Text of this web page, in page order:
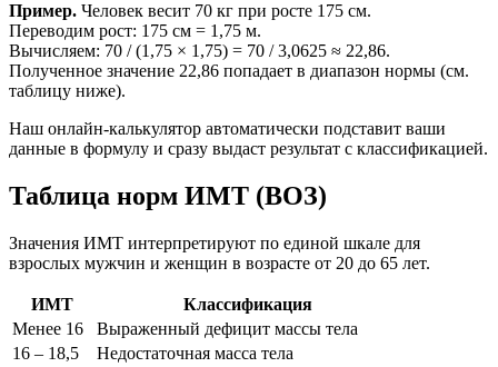
Пример. Человек весит 70 кг при росте 175 см.
Переводим рост: 175 см = 1,75 м.
Вычисляем: 70 / (1,75 × 1,75) = 70 / 3,0625 ≈ 22,86.
Полученное значение 22,86 попадает в диапазон нормы (см.
таблицу ниже).
Наш онлайн-калькулятор автоматически подставит ваши
данные в формулу и сразу выдаст результат с классификацией.
Таблица норм ИМТ (ВОЗ)
Значения ИМТ интерпретируют по единой шкале для
взрослых мужчин и женщин в возрасте от 20 до 65 лет.
ИМТ
Классификация
Менее 16
Выраженный дефицит массы тела
16 – 18,5
Недостаточная масса тела